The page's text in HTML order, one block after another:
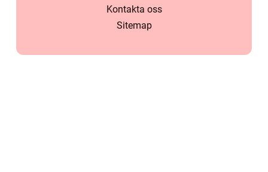
Kontakta oss
Sitemap